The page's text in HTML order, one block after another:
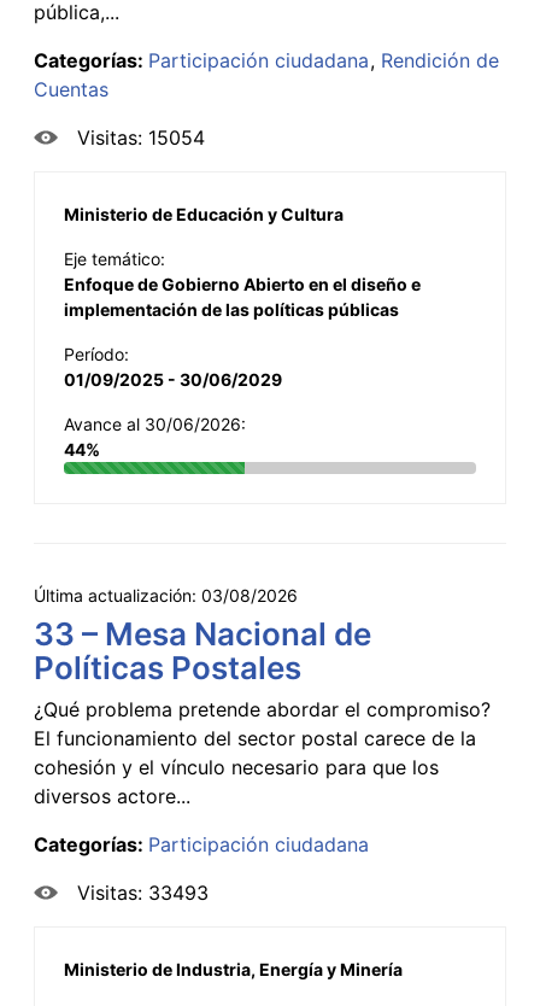
pública,...
Categorías: Participación ciudadana Rendición de
Cuentas
Visitas: 15054
Ministerio de Educación y Cultura
Eje temático:
Enfoque de Gobierno Abierto en el diseño e
implementación de las políticas públicas
Período:
01/09/2025 - 30/06/2029
Avance al 30/06/2026:
44%
Última actualización: 03/08/2026
33 – Mesa Nacional de
Políticas Postales
¿Qué problema pretende abordar el compromiso?
El funcionamiento del sector postal carece de la
cohesión y el vínculo necesario para que los
diversos actore...
Categorías: Participación ciudadana
Visitas: 33493
Ministerio de Industria, Energía y Minería